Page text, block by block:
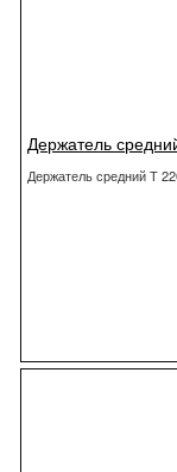
Держатель
Держатель средний Т